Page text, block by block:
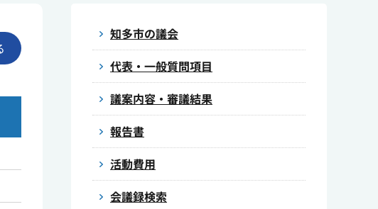
知多市の議会
代表・一般質問項目
議案内容・審議結果
報告書
活動費用
会議録検索